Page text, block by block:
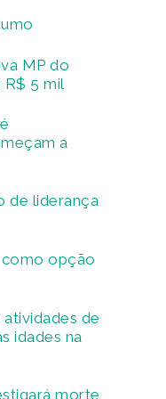
MP do
R$ 5 mil
a
de liderança
como opção
de
idades na
morte